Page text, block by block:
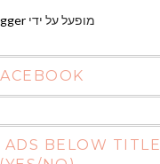
מופעל על ידי
ADS BELOW TITLE